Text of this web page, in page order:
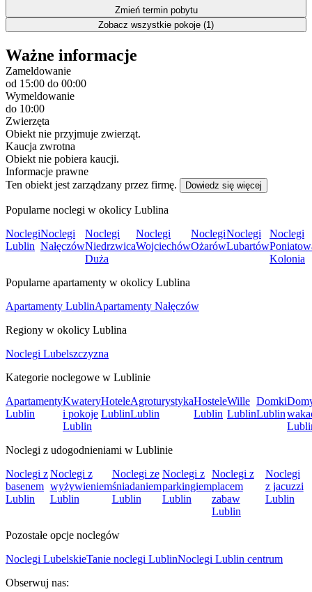
Zmień termin pobytu
Zobacz wszystkie pokoje (1)
Ważne informacje
Zameldowanie
od 15:00 do 00:00
Wymeldowanie
do 10:00
Zwierzęta
Obiekt nie przyjmuje zwierząt.
Kaucja zwrotna
Obiekt nie pobiera kaucji.
Informacje prawne
Ten obiekt jest zarządzany przez firmę.
Dowiedz się więcej
Popularne noclegi w okolicy Lublina
Noclegi
Lublin
Noclegi
Nałęczów
Noclegi
Niedrzwica
Duża
Noclegi
Wojciechów
Noclegi
Ożarów
Noclegi
Lubartów
Noclegi
Kolonia
Popularne apartamenty w okolicy Lublina
Apartamenty LublinApartamenty Nałęczów
Regiony w okolicy Lublina
Noclegi Lubelszczyzna
Kategorie noclegowe w Lublinie
Apartamenty
Lublin
Kwatery
i pokoje
Lublin
Hotele
Lublin
Agroturystyka
Lublin
Hostele
Lublin
Wille
Lublin
Domki
Lublin
Noclegi z udogodnieniami w Lublinie
Noclegi z
basenem
Lublin
Noclegi z
wyżywieniem
Lublin
Noclegi ze
śniadaniem
Lublin
Noclegi z
parkingiem
Lublin
Noclegi z
placem
zabaw
Lublin
Noclegi
z jacuzzi
Lublin
Pozostałe opcje noclegów
Noclegi LubelskieTanie noclegi LublinNoclegi Lublin centrum
Obserwuj nas: